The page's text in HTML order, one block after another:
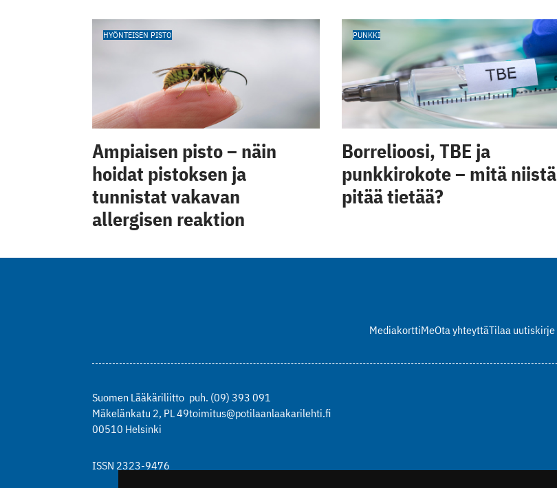
HYÖNTEISEN PISTO
Ampiaisen pisto – näin
hoidat pistoksen ja
tunnistat vakavan
allergisen reaktion
PUNKKI
Borrelioosi, TBE ja
punkkirokote – mitä niistä
pitää tietää?
MediakorttiMeOta yhteyttäTilaa uutiskirje
Suomen Lääkäriliitto
Mäkelänkatu 2, PL 49
00510 Helsinki
puh. (09) 393 091
toimitus@potilaanlaakarilehti.fi
ISSN 2323-9476